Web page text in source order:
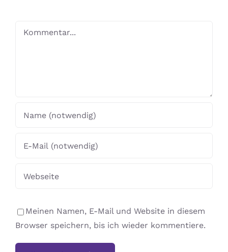
Kommentar
Meinen Namen, E-Mail und Website in diesem
Browser speichern, bis ich wieder kommentiere.